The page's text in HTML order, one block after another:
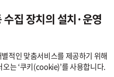
집 장치의 설치·운영
적인 맞춤서비스를 제공하기 위해
는 ‘쿠키(cookie)’를 사용합니다.